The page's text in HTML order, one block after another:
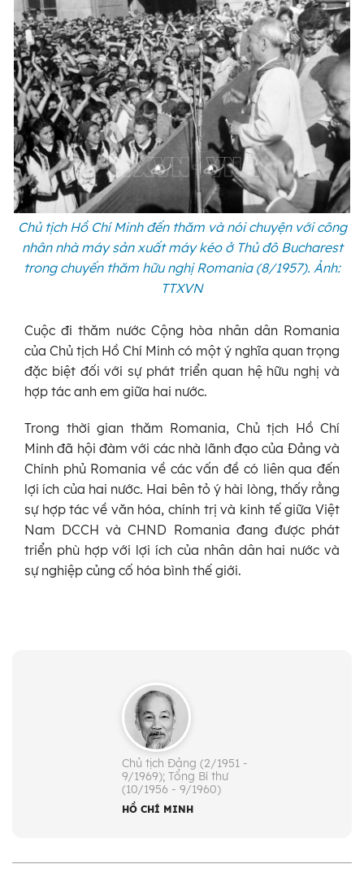
Chủ tịch Hồ Chí Minh đến thăm và nói chuyện với công
nhân nhà máy sản xuất máy kéo ở Thủ đô Bucharest
trong chuyến thăm hữu nghị Romania (8/1957). Ảnh:
TTXVN
Cuộc đi thăm nước Cộng hòa nhân dân Romania
của Chủ tịch Hồ Chí Minh có một ý nghĩa quan trọng
đặc biệt đối với sự phát triển quan hệ hữu nghị và
hợp tác anh em giữa hai nước.
Trong thời gian thăm Romania, Chủ tịch Hồ Chí
Minh đã hội đàm với các nhà lãnh đạo của Đảng và
Chính phủ Romania về các vấn đề có liên qua đến
lợi ích của hai nước. Hai bên tỏ ý hài lòng, thấy rằng
sự hợp tác về văn hóa, chính trị và kinh tế giữa Việt
Nam DCCH và CHND Romania đang được phát
triển phù hợp với lợi ích của nhân dân hai nước và
sự nghiệp củng cố hóa bình thế giới.
Chủ tịch Đảng (2/1951 -
9/1969); Tổng Bí thư
(10/1956 - 9/1960)
HỒ CHÍ MINH